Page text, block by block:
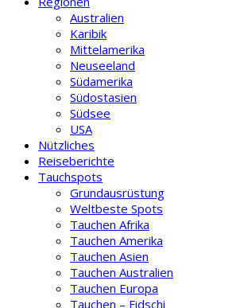
Australien
Karibik
Mittelamerika
Neuseeland
Südamerika
Südostasien
Südsee
USA
Nützliches
Reiseberichte
Tauchspots
Grundausrüstung
Weltbeste Spots
Tauchen Afrika
Tauchen Amerika
Tauchen Asien
Tauchen Australien
Tauchen Europa
Tauchen – Fidschi